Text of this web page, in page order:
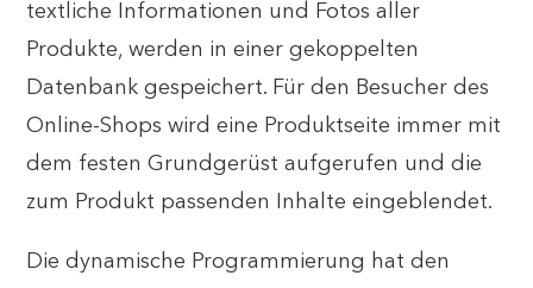
textliche Informationen und Fotos aller
Produkte, werden in einer gekoppelten
Datenbank gespeichert. Für den Besucher des
Online-Shops wird eine Produktseite immer mit
dem festen Grundgerüst aufgerufen und die
zum Produkt passenden Inhalte eingeblendet.
Die dynamische Programmierung hat den